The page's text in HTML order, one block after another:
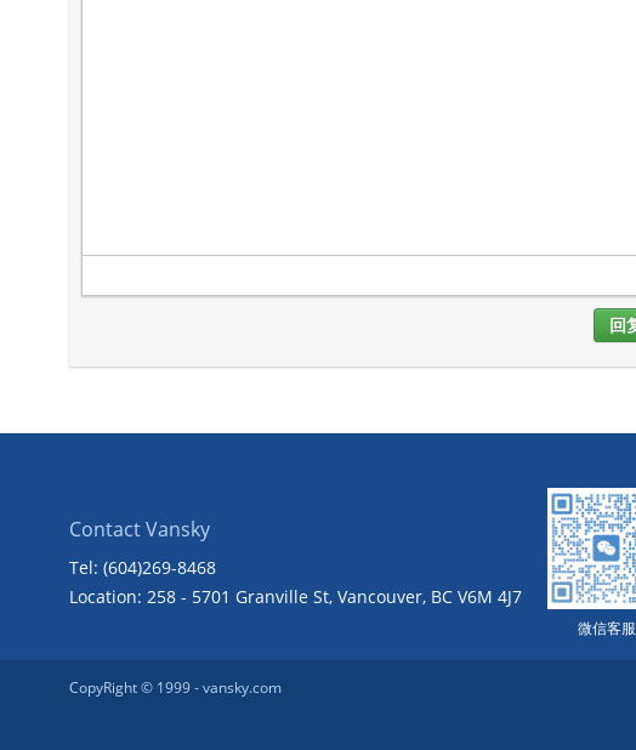
回
Contact Vansky
Tel: (604)269-8468
Location: 258 - 5701 Granville St, Vancouver, BC V6M 4J7
微信客服
CopyRight © 1999 -vansky.com